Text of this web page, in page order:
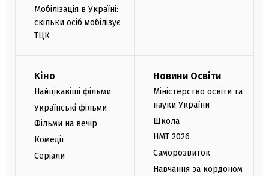
Мобілізація в Україні:
скільки осіб мобілізує
ТЦК
Кіно
Найцікавіші фільми
Українські фільми
Фільми на вечір
Комедії
Серіали
Новини Освіти
Міністерство освіти та
науки України
Школа
НМТ 2026
Саморозвиток
Навчання за кордоном